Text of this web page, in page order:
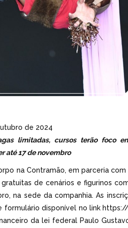
de 2024
limitadas, cursos terão foco
até 17 de novembro
na Contramão, em parceria
gratuitas de cenários e figurinos
na sede da companhia. As
formulário disponível no link
da lei federal Paulo